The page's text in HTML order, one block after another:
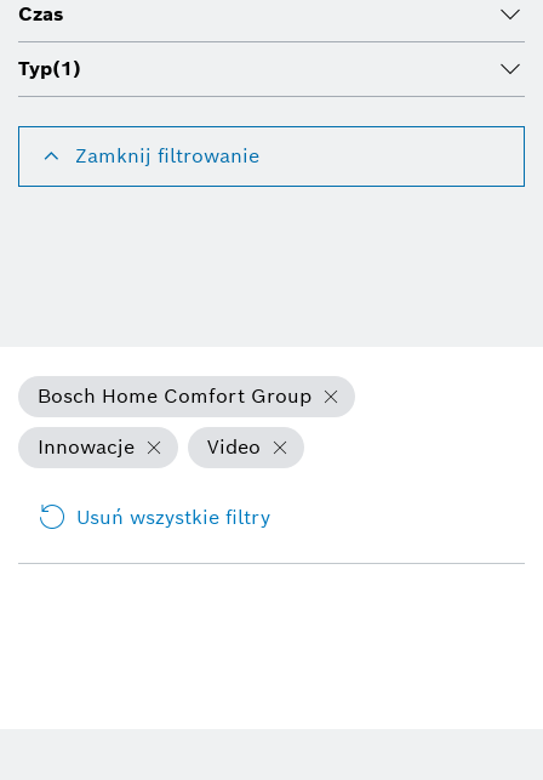
Czas
Typ(1)
Zamknij filtrowanie
Bosch Home Comfort Group
Innowacje
Video
Usuń wszystkie filtry